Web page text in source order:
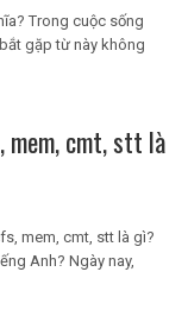
Trong cuộc sống
gặp từ này không
mem, cmt, stt là
mem, cmt, stt là gì?
Anh? Ngày nay,